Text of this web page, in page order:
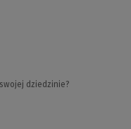
dziedzinie?